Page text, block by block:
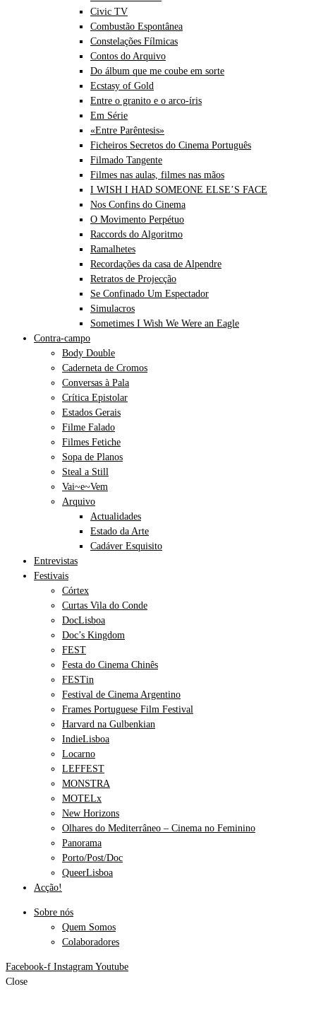
Civic TV
Combustão Espontânea
Constelações Fílmicas
Contos do Arquivo
Do álbum que me coube em sorte
Ecstasy of Gold
Entre o granito e o arco-íris
Em Série
«Entre Parêntesis»
Ficheiros Secretos do Cinema Português
Filmado Tangente
Filmes nas aulas, filmes nas mãos
I WISH I HAD SOMEONE ELSE’S FACE
Nos Confins do Cinema
O Movimento Perpétuo
Raccords do Algoritmo
Ramalhetes
Recordações da casa de Alpendre
Retratos de Projecção
Se Confinado Um Espectador
Simulacros
Sometimes I Wish We Were an Eagle
Contra-campo
Body Double
Caderneta de Cromos
Conversas à Pala
Crítica Epistolar
Estados Gerais
Filme Falado
Filmes Fetiche
Sopa de Planos
Steal a Still
Vai~e~Vem
Arquivo
Actualidades
Estado da Arte
Cadáver Esquisito
Entrevistas
Festivais
Córtex
Curtas Vila do Conde
DocLisboa
Doc’s Kingdom
FEST
Festa do Cinema Chinês
FESTin
Festival de Cinema Argentino
Frames Portuguese Film Festival
Harvard na Gulbenkian
IndieLisboa
Locarno
LEFFEST
MONSTRA
MOTELx
New Horizons
Olhares do Mediterrâneo – Cinema no Feminino
Panorama
Porto/Post/Doc
QueerLisboa
Acção!
Sobre nós
Quem Somos
Colaboradores
Facebook-f Instagram Youtube
Close